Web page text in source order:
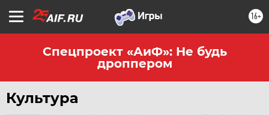
16+
Спецпроект «АиФ»: Не будь
дроппером
Культура